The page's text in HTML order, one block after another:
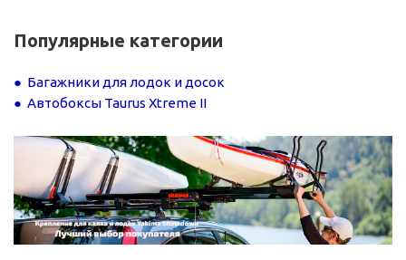
Популярные категории
Багажники для лодок и досок
Автобоксы Taurus Xtreme II